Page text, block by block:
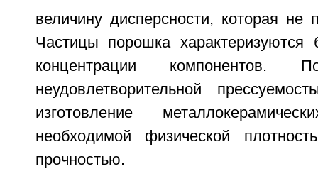
величину дисперсности, которая
Частицы порошка характеризуются
концентрации компонентов.
неудовлетворительной
изготовление
необходимой физической
прочностью.